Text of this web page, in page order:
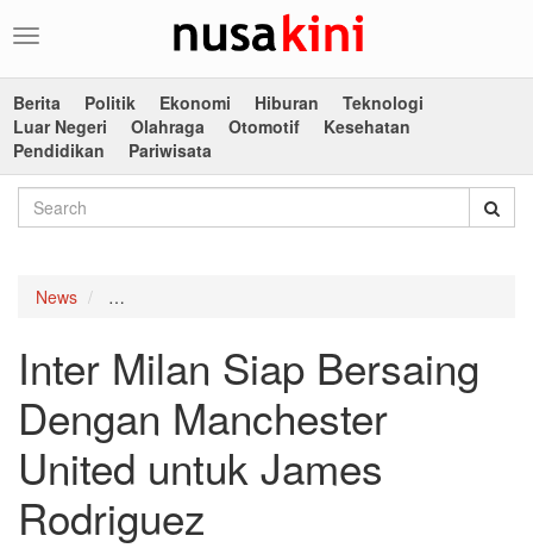
Toggle
Berita
Politik Ekonomi Hiburan
Teknologi
Luar Negeri
Olahraga Otomotif
Kesehatan
Pendidikan
Pariwisata
News
Inter Milan Siap Bersaing
Dengan Manchester
United untuk James
Rodriguez